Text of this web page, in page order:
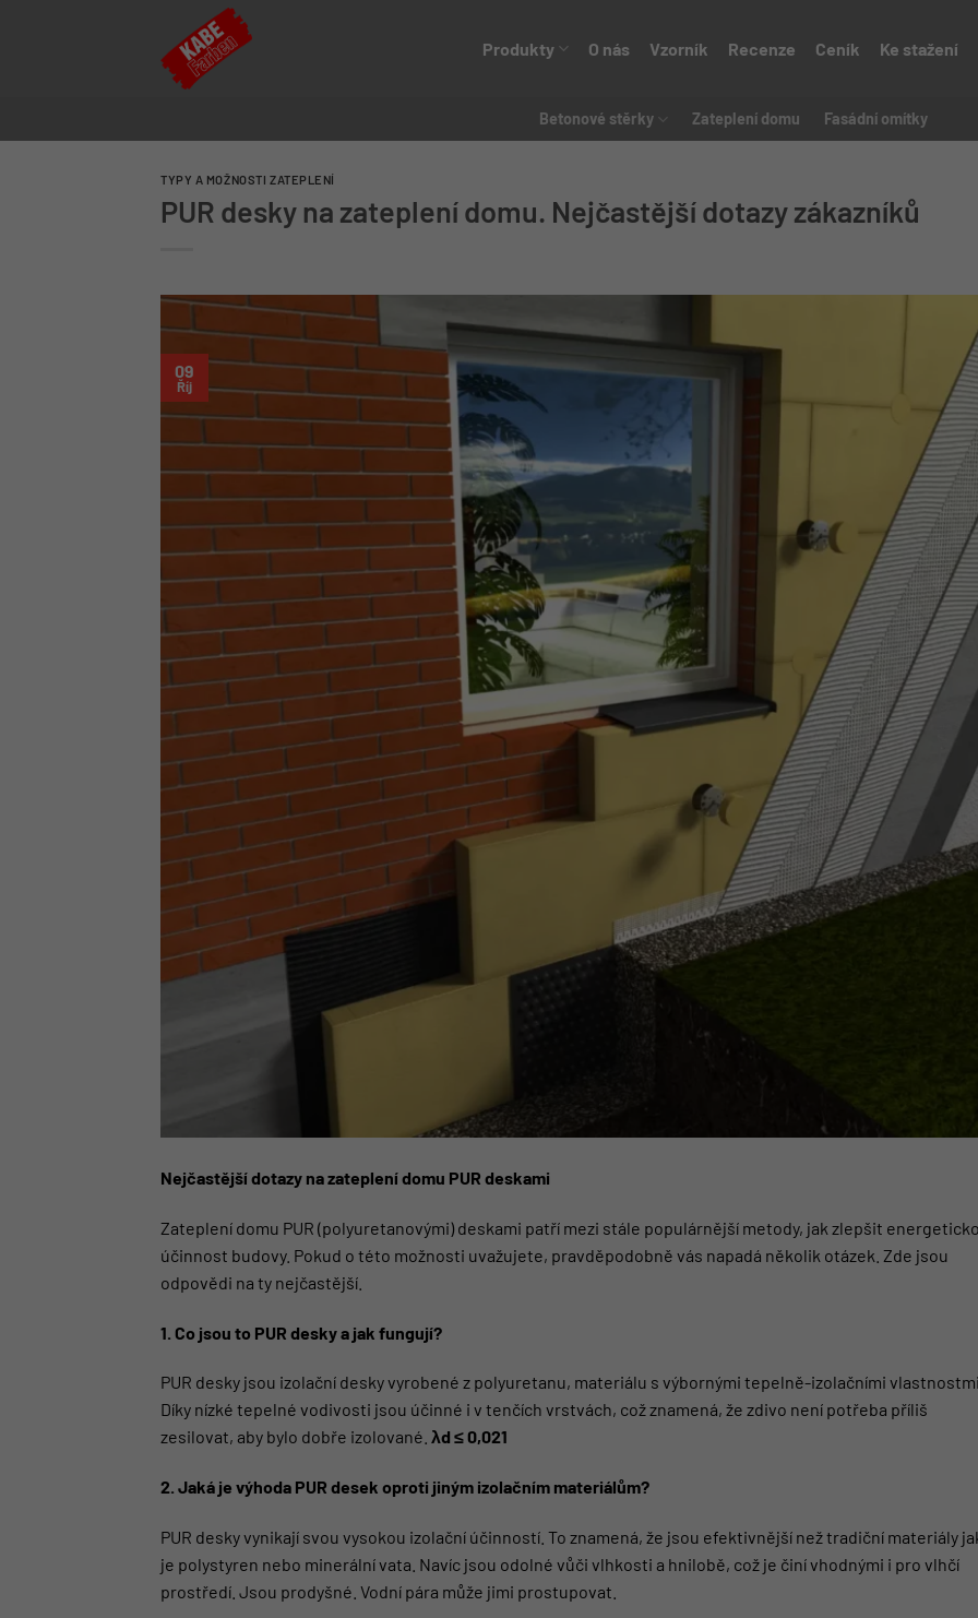
Produkty O nás Vzorník Recenze Ceník Ke stažení
Betonové stěrky Zateplení domu Fasádní omítky
TYPY A MOŽNOSTI ZATEPLENÍ
PUR desky na zateplení domu. Nejčastější dotazy zákazníků
09
Říj
Nejčastější dotazy na zateplení domu PUR deskami
Zateplení domu PUR (polyuretanovými) deskami patří mezi stále populárnější metody, jak zlepšit
účinnost budovy. Pokud o této možnosti uvažujete, pravděpodobně vás napadá několik otázek. Zde jsou
odpovědi na ty nejčastější.
1. Co jsou to PUR desky a jak fungují?
PUR desky jsou izolační desky vyrobené z polyuretanu, materiálu s výbornými tepelně-izolačními
Díky nízké tepelné vodivosti jsou účinné i v tenčích vrstvách, což znamená, že zdivo není potřeba příliš
zesilovat, aby bylo dobře izolované. λd ≤ 0,021
2. Jaká je výhoda PUR desek oproti jiným izolačním materiálům?
PUR desky vynikají svou vysokou izolační účinností . To znamená, že jsou efektivnější než tradiční materiály
je polystyren nebo minerální vata. Navíc jsou odolné vůči vlhkosti a hnilobě, což je činí vhodnými i pro vlhčí
prostředí. Jsou prodyšné. Vodní pára může jimi prostupovat.